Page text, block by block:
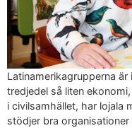
Latinamerikagrupperna
tredjedel så liten
i civilsamhället, har lojala
stödjer bra